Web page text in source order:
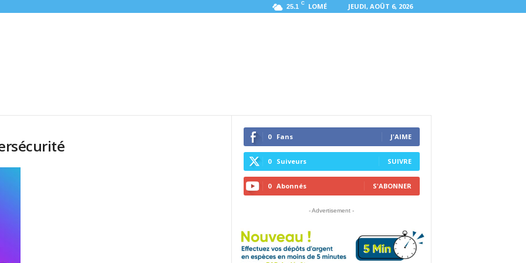
25.1 C LOMÉ JEUDI, AOÛT 6, 2026
0 Fans J'AIME
0 Suiveurs SUIVRE
0 Abonnés S'ABONNER
- Advertisement -